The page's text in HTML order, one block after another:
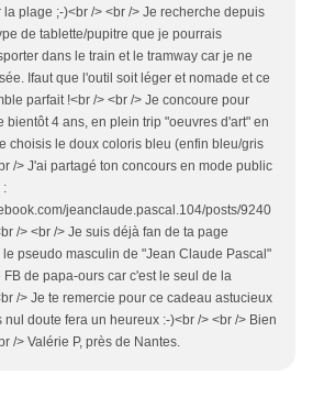
plage ;-)<br /> <br /> Je recherche depuis
de tablette/pupitre que je pourrais
dans le train et le tramway car je ne
Ifaut que l'outil soit léger et nomade et ce
parfait !<br /> <br /> Je concoure pour
bientôt 4 ans, en plein trip "oeuvres d'art" en
choisis le doux coloris bleu (enfin bleu/gris
/> J'ai partagé ton concours en mode public
:
jeanclaude.pascal.104/posts/9240
/> <br /> Je suis déjà fan de ta page
le pseudo masculin de "Jean Claude Pascal"
FB de papa-ours car c'est le seul de la
/> Je te remercie pour ce cadeau astucieux
nul doute fera un heureux :-)<br /> <br /> Bien
/> Valérie P, près de Nantes.